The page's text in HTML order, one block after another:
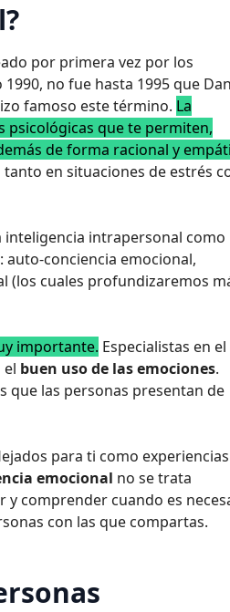
por primera vez por los
no fue hasta 1995 que
famoso este término. La
psicológicas que te permiten,
de forma racional y
en situaciones de estrés
intrapersonal como
conciencia emocional,
(los cuales profundizaremos
importante. Especialistas en el
el buen uso de las emociones.
que las personas presentan de
para ti como experiencias
emocional no se trata
comprender cuando es
con las que compartas.